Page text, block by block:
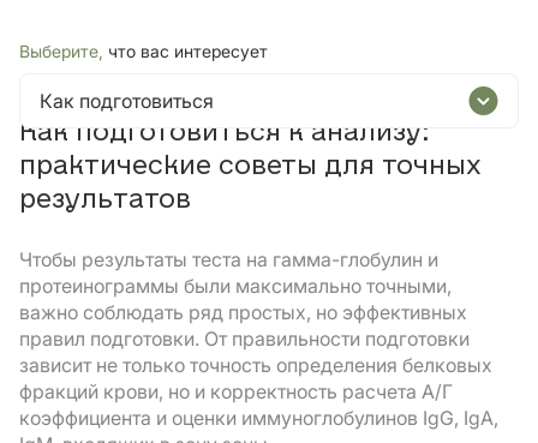
Выберите, что вас интересует
Как подготовиться
Как подготовиться к анализу:
практические советы для точных
результатов
Чтобы результаты теста на гамма-глобулин и
протеинограммы были максимально точными,
важно соблюдать ряд простых, но эффективных
правил подготовки. От правильности подготовки
зависит не только точность определения белковых
фракций крови, но и корректность расчета А/Г
коэффициента и оценки иммуноглобулинов IgG, IgA,